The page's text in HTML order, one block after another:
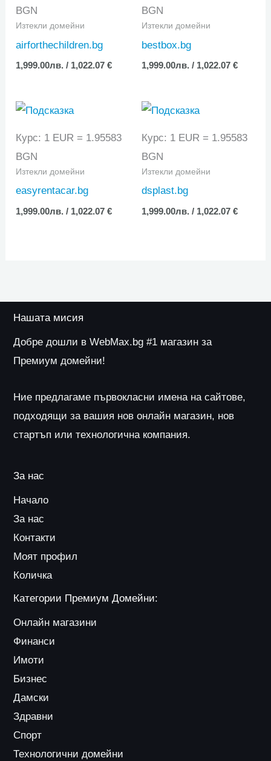
BGN
Изтекли домейни
airforthechildren.bg
1,999.00лв. / 1,022.07 €
BGN
Изтекли домейни
bestbox.bg
1,999.00лв. / 1,022.07 €
Курс: 1 EUR = 1.95583
BGN
Изтекли домейни
easyrentacar.bg
1,999.00лв. / 1,022.07 €
Курс: 1 EUR = 1.95583
BGN
Изтекли домейни
dsplast.bg
1,999.00лв. / 1,022.07 €
Нашата мисия
Добре дошли в WebMax.bg #1 магазин за
Премиум домейни!
Ние предлагаме първокласни имена на сайтове,
подходящи за вашия нов онлайн магазин, нов
стартъп или технологична компания.
За нас
Начало
За нас
Контакти
Моят профил
Количка
Категории Премиум Домейни:
Онлайн магазини
Финанси
Имоти
Бизнес
Дамски
Здравни
Спорт
Технологични домейни